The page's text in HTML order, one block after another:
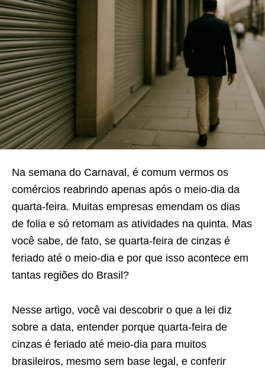
Na semana do Carnaval, é comum vermos os
comércios reabrindo apenas após o meio-dia da
quarta-feira. Muitas empresas emendam os dias
de folia e só retomam as atividades na quinta. Mas
você sabe, de fato, se quarta-feira de cinzas é
feriado até o meio-dia e por que isso acontece em
tantas regiões do Brasil?
Nesse artigo, você vai descobrir o que a lei diz
sobre a data, entender porque quarta-feira de
cinzas é feriado até meio-dia para muitos
brasileiros, mesmo sem base legal, e conferir